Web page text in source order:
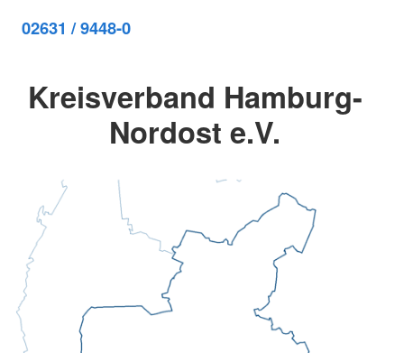
02631 / 9448-0
Kreisverband Hamburg-
Nordost e.V.